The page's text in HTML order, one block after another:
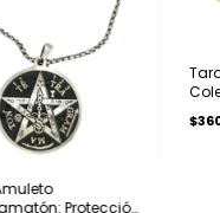
Protección